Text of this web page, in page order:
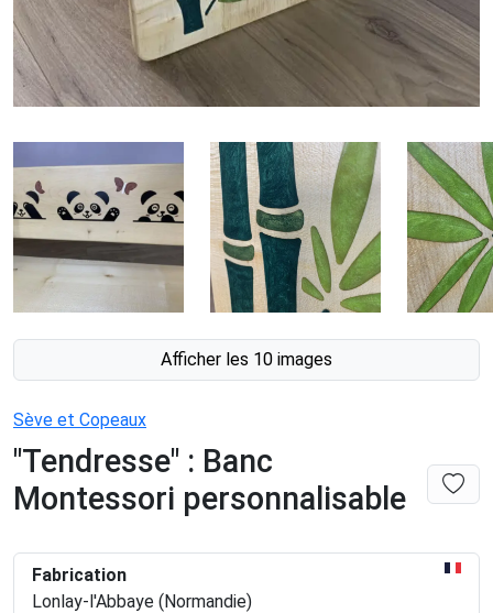
Afficher les 10 images
Sève et Copeaux
"Tendresse" : Banc
Montessori personnalisable
Fabrication
Lonlay-l'Abbaye (Normandie)